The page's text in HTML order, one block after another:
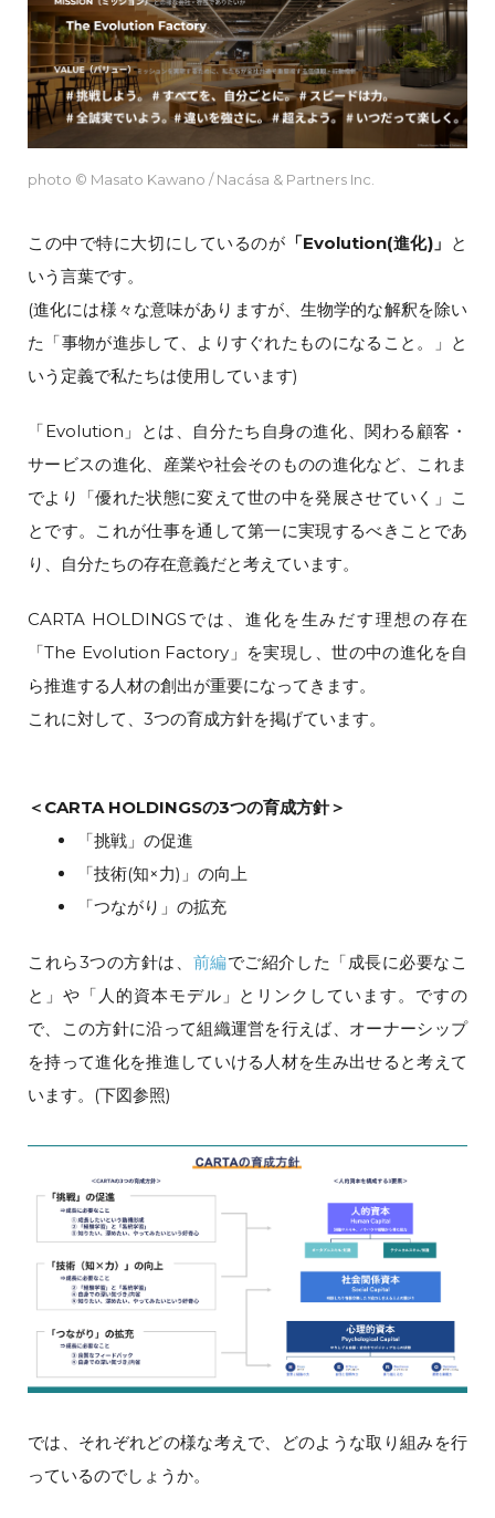
photo © Masato Kawano / Nacása & Partners Inc.
この中で特に大切にしているのが 「Evolution(進化)」 と
いう言葉です。
(進化には様々な意味がありますが、生物学的な解釈を除い
た「事物が進歩して、よりすぐれたものになること。」と
いう定義で私たちは使用しています)
「Evolution」とは、自分たち自身の進化、関わる顧客・
サービスの進化、産業や社会そのものの進化など、これま
でより「優れた状態に変えて世の中を発展させていく」こ
とです。これが仕事を通して第一に実現するべきことであ
り、自分たちの存在意義だと考えています。
CARTA HOLDINGSでは、進化を生みだす理想の存在
「The Evolution Factory」を実現し、世の中の進化を自
ら推進する人材の創出が重要になってきます。
これに対して、3つの育成方針を掲げています。
＜CARTA HOLDINGSの3つの育成方針＞
「挑戦」の促進
「技術(知×力)」の向上
「つながり」の拡充
これら3つの方針は、 前編でご紹介した「成長に必要なこ
と」や「人的資本モデル」とリンクしています。ですの
で、この方針に沿って組織運営を行えば、オーナーシップ
を持って進化を推進していける人材を生み出せると考えて
います。(下図参照)
では、それぞれどの様な考えで、どのような取り組みを行
っているのでしょうか。